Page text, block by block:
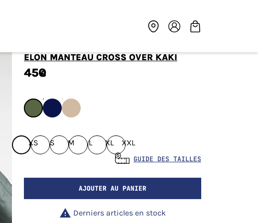
ELON MANTEAU CROSS OVER KAKI
450
€
XS S M L XL XXL
GUIDE DES TAILLES
AJOUTER AU PANIER
 Derniers articles en stock